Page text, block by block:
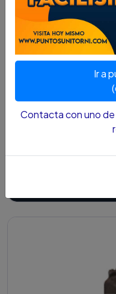
$0 COP
Ir a
Contacta con uno